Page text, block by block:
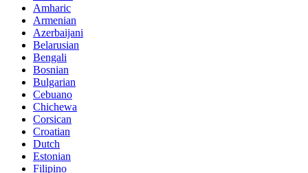
Amharic
Armenian
Azerbaijani
Belarusian
Bengali
Bosnian
Bulgarian
Cebuano
Chichewa
Corsican
Croatian
Dutch
Estonian
Filipino